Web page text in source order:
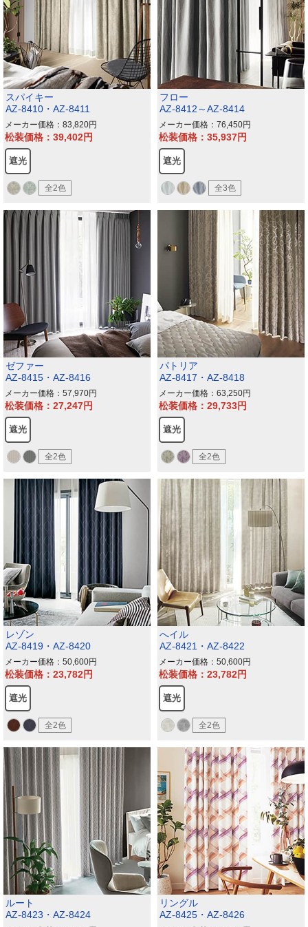
スパイキー
AZ-8410・AZ-8411
メーカー価格：83,820
松装価格：39,402
遮光
全2色
フロー
AZ-8412～AZ-8414
メーカー価格：76,450
松装価格：35,937
遮光
全3色
ゼファー
AZ-8415・AZ-8416
メーカー価格：57,970
松装価格：27,247
遮光
全2色
パトリア
AZ-8417・AZ-8418
メーカー価格：63,250
松装価格：29,733
遮光
全2色
レゾン
AZ-8419・AZ-8420
メーカー価格：50,600
松装価格：23,782
遮光
全2色
へイル
AZ-8421・AZ-8422
メーカー価格：50,600
松装価格：23,782
遮光
全2色
ルート
AZ-8423・AZ-8424
リングル
AZ-8425・AZ-8426